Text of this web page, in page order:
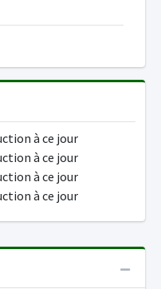
à ce jour
à ce jour
à ce jour
à ce jour